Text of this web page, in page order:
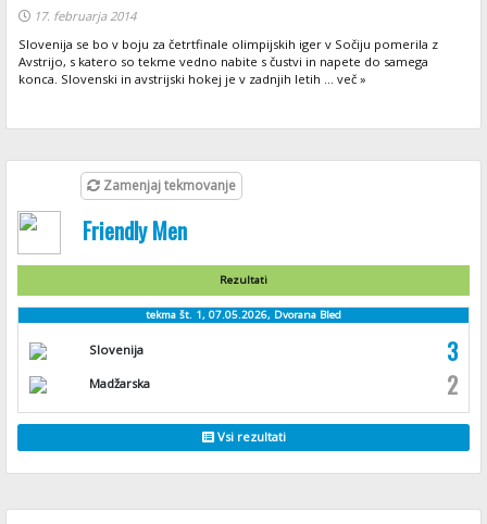
17. februarja 2014
Slovenija se bo v boju za četrtfinale olimpijskih iger v Sočiju pomerila z
Avstrijo, s katero so tekme vedno nabite s čustvi in napete do samega
konca. Slovenski in avstrijski hokej je v zadnjih letih ... več »
Zamenjaj tekmovanje
Friendly Men
Rezultati
tekma št. 1, 07.05.2026, Dvorana Bled
Slovenija 3
Madžarska 2
Vsi rezultati